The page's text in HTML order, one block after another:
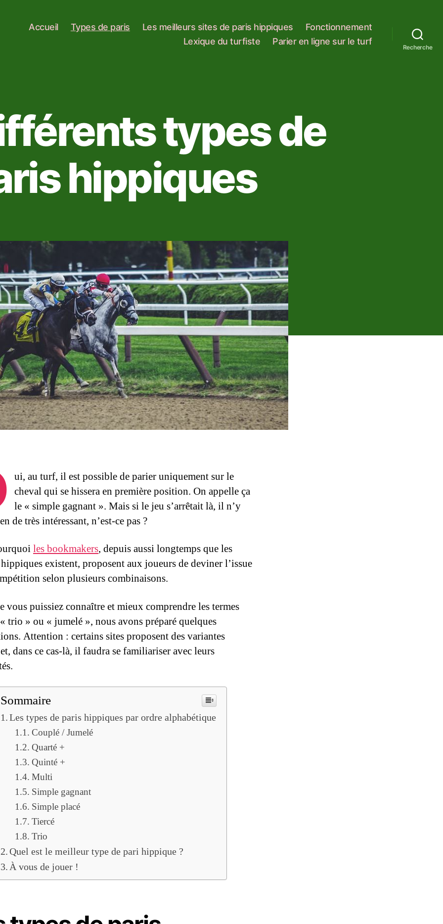
Accueil Types de paris Les meilleurs sites de paris hippiques
Fonctionnement
Lexique du turfiste
Parier en ligne sur le turf
Recherche
types de
hippiques
ui, au turf, il est possible de parier uniquement sur le
cheval qui se hissera en première position. On appelle ça
le « simple gagnant ». Mais si le jeu s’arrêtait là, il n’y
de très intéressant, n’est-ce pas ?
les bookmakers, depuis aussi longtemps que les
existent, proposent aux joueurs de deviner l’issue
selon plusieurs combinaisons.
vous puissiez connaître et mieux comprendre les termes
trio » ou « jumelé », nous avons préparé quelques
Attention : certains sites proposent des variantes
et, dans ce cas-là, il faudra se familiariser avec leurs
Sommaire
Les types de paris hippiques par ordre alphabétique
Couplé / Jumelé
Quarté +
Quinté +
Multi
Simple gagnant
Simple placé
Tiercé
Trio
Quel est le meilleur type de pari hippique ?
À vous de jouer !